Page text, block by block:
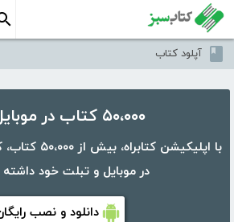
آپلود کتاب
۵۰،۰۰۰ کتاب در موبایل شما
با اپلیکیشن
در موبایل و تبلت خود داشته
دانلود و نصب